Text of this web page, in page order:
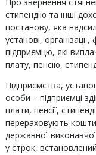
стипендію та інші
постанову, яка
установі,
підприємцю, які
плату, пенсію,
Підприємства,
особи – підприємці
плати, пенсії,
перераховують кошти
державної
у строк,